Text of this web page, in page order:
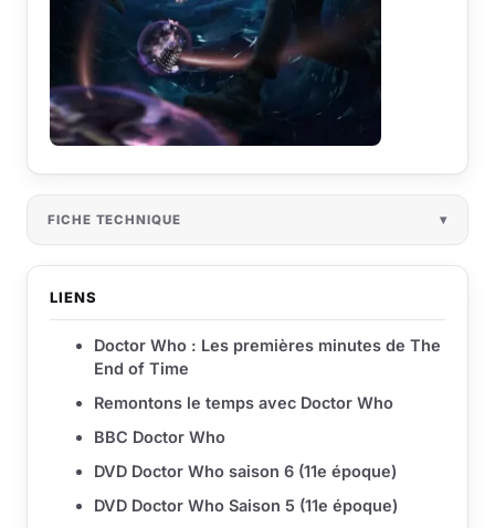
FICHE TECHNIQUE
LIENS
Doctor Who : Les premières minutes de The
End of Time
Remontons le temps avec Doctor Who
BBC Doctor Who
DVD Doctor Who saison 6 (11e époque)
DVD Doctor Who Saison 5 (11e époque)